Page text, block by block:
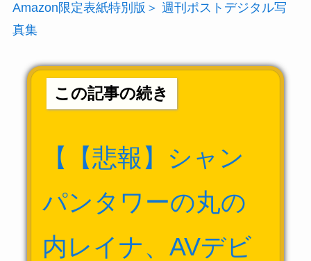
Amazon限定表紙特別版＞ 週刊ポストデジタル写
真集
この記事の続き
【【悲報】シャン
パンタワーの丸の
内レイナ、AVデビ